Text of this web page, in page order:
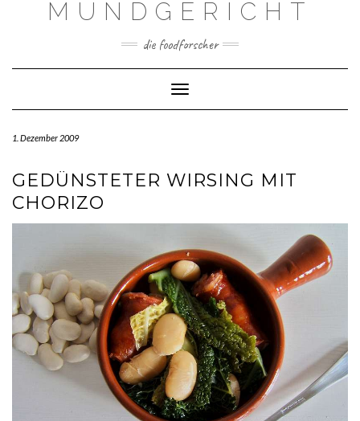
MUNDGERICHT
die foodforscher
Toggle Navigation
1. Dezember 2009
GEDÜNSTETER WIRSING MIT
CHORIZO